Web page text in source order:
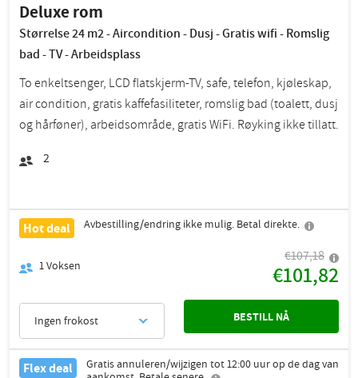
Deluxe rom
Størrelse 24 m2 - Aircondition - Dusj - Gratis wifi - Romslig
bad - TV - Arbeidsplass
To enkeltsenger, LCD flatskjerm-TV, safe, telefon, kjøleskap,
air condition, gratis kaffefasiliteter, romslig bad (toalett, dusj
og hårføner), arbeidsområde, gratis WiFi. Røyking ikke tillatt.
2
Hot deal Avbestilling/endring ikke mulig. Betal direkte.
1Voksen
€107,18
€101,82
Ingen frokost BESTILL NÅ
Flex deal
Gratis annuleren/wijzigen tot 12:00 uur op de dag van